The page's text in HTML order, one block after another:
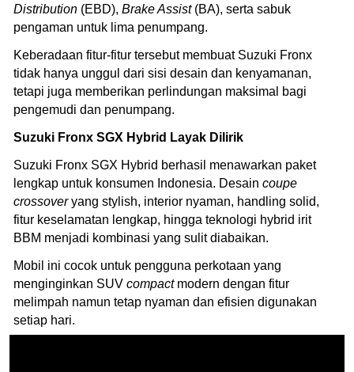
Distribution (EBD), Brake Assist(BA), serta sabuk
pengaman untuk lima penumpang.
Keberadaan fitur-fitur tersebut membuat Suzuki Fronx
tidak hanya unggul dari sisi desain dan kenyamanan,
tetapi juga memberikan perlindungan maksimal bagi
pengemudi dan penumpang.
Suzuki Fronx SGX Hybrid Layak Dilirik
Suzuki Fronx SGX Hybrid berhasil menawarkan paket
lengkap untuk konsumen Indonesia. Desain coupe
crossoveryang stylish, interior nyaman, handling solid,
fitur keselamatan lengkap, hingga teknologi hybrid irit
BBM menjadi kombinasi yang sulit diabaikan.
Mobil ini cocok untuk pengguna perkotaan yang
menginginkan SUV compact modern dengan fitur
melimpah namun tetap nyaman dan efisien digunakan
setiap hari.